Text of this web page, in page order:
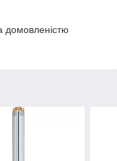
домовленістю